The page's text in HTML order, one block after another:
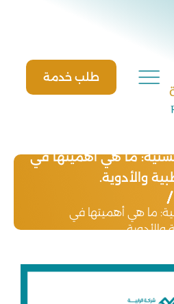
طلب خدمة
ما هي أهميتها في
والأدوية.
ما هي أهميتها في
والأدوية.